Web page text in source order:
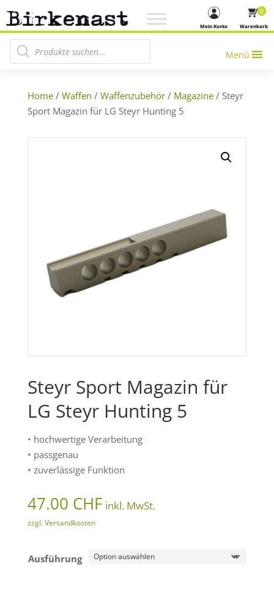
Warenkorb
0
Mein Konto
Products search
Menü
Home/ Waffen / Waffenzubehör/ Magazine/ Steyr
Sport Magazin für LG Steyr Hunting 5
Steyr Sport Magazin für
LG Steyr Hunting 5
• hochwertige Verarbeitung
• passgenau
• zuverlässige Funktion
47.00 CHF inkl. MwSt.
zzgl. Versandkosten
Ausführung